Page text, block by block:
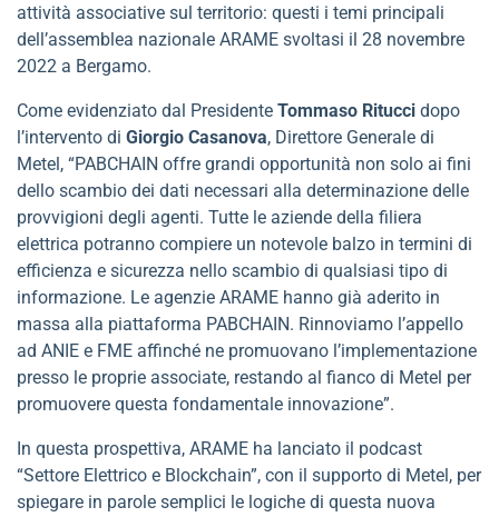
attività associative sul territorio: questi i temi principali
dell’assemblea nazionale ARAME svoltasi il 28 novembre
2022 a Bergamo.
Come evidenziato dal Presidente Tommaso Ritucci dopo
l’intervento di Giorgio Casanova, Direttore Generale di
Metel, “PABCHAIN offre grandi opportunità non solo ai fini
dello scambio dei dati necessari alla determinazione delle
provvigioni degli agenti. Tutte le aziende della filiera
elettrica potranno compiere un notevole balzo in termini di
efficienza e sicurezza nello scambio di qualsiasi tipo di
informazione. Le agenzie ARAME hanno già aderito in
massa alla piattaforma PABCHAIN. Rinnoviamo l’appello
ad ANIE e FME affinché ne promuovano l’implementazione
presso le proprie associate, restando al fianco di Metel per
promuovere questa fondamentale innovazione”.
In questa prospettiva, ARAME ha lanciato il podcast
“Settore Elettrico e Blockchain”, con il supporto di Metel, per
spiegare in parole semplici le logiche di questa nuova